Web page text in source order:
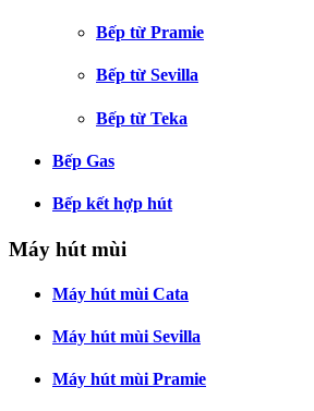
Bếp từ Pramie
Bếp từ Sevilla
Bếp từ Teka
Bếp Gas
Bếp kết hợp hút
Máy hút mùi
Máy hút mùi Cata
Máy hút mùi Sevilla
Máy hút mùi Pramie